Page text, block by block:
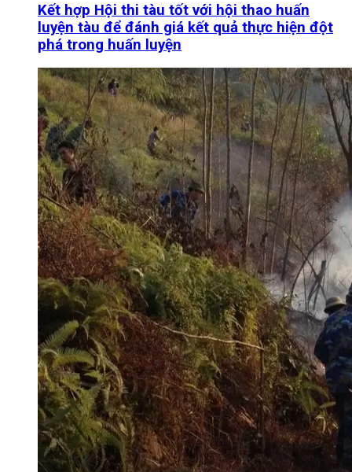
Kết hợp Hội thi tàu tốt với hội thao huấn
luyện tàu để đánh giá kết quả thực hiện đột
phá trong huấn luyện